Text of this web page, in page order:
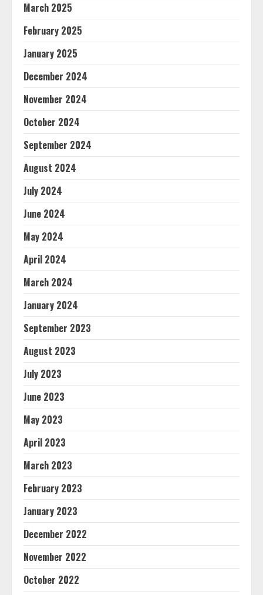
March 2025
February 2025
January 2025
December 2024
November 2024
October 2024
September 2024
August 2024
July 2024
June 2024
May 2024
April 2024
March 2024
January 2024
September 2023
August 2023
July 2023
June 2023
May 2023
April 2023
March 2023
February 2023
January 2023
December 2022
November 2022
October 2022